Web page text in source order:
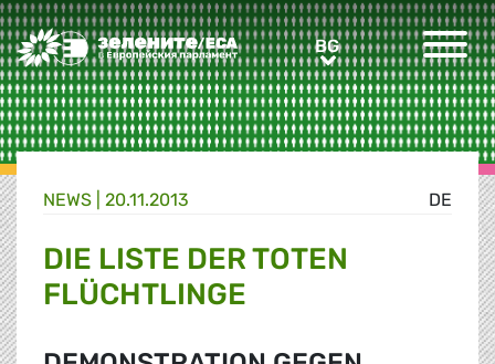
Greens/EFA Home BGBG
DE
NEWS | 20.11.2013
DIE LISTE DER TOTEN
FLÜCHTLINGE